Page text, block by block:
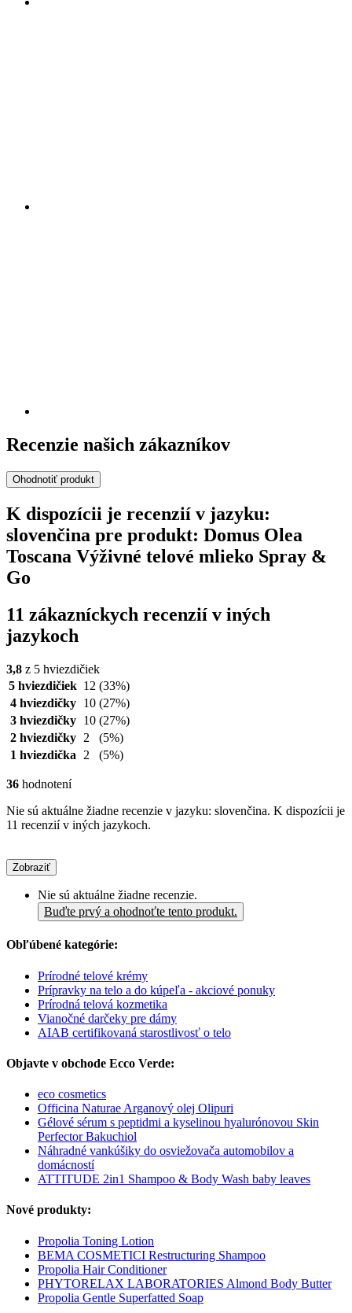
Recenzie našich zákazníkov
Ohodnotiť produkt
K dispozícii je recenzií v jazyku:
slovenčina pre produkt: Domus Olea
Toscana Výživné telové mlieko Spray &
Go
11 zákazníckych recenzií v iných
jazykoch
3,8 z 5 hviezdičiek
5 hviezdičiek 12 (33%)
4 hviezdičky
10 (27%)
3 hviezdičky
10 (27%)
2 hviezdičky
2
(5%)
1 hviezdička
2 (5%)
36 hodnotení
Nie sú aktuálne žiadne recenzie v jazyku: slovenčina. K dispozícii je
11 recenzií v iných jazykoch.
Zobraziť
Nie sú aktuálne žiadne recenzie.
Buďte prvý a ohodnoťte tento produkt.
Obľúbené kategórie:
Prírodné telové krémy
Prípravky na telo a do kúpeľa - akciové ponuky
Prírodná telová kozmetika
Vianočné darčeky pre dámy
AIAB certifikovaná starostlivosť o telo
Objavte v obchode Ecco Verde:
eco cosmetics
Officina Naturae Arganový olej Olipuri
Gélové sérum s peptidmi a kyselinou hyalurónovou Skin
Perfector Bakuchiol
Náhradné vankúšiky do osviežovača automobilov a
domácností
ATTITUDE 2in1 Shampoo & Body Wash baby leaves
Nové produkty:
Propolia Toning Lotion
BEMA COSMETICI Restructuring Shampoo
Propolia Hair Conditioner
PHYTORELAX LABORATORIES Almond Body Butter
Propolia Gentle Superfatted Soap